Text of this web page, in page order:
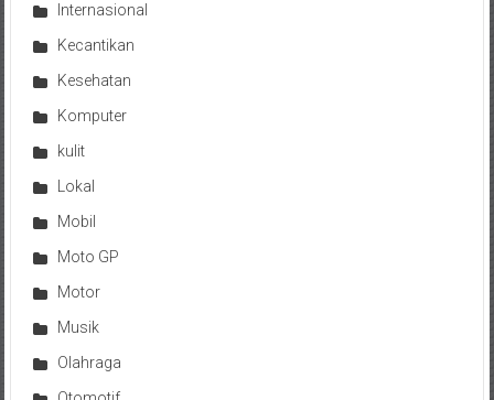
Internasional
Kecantikan
Kesehatan
Komputer
kulit
Lokal
Mobil
Moto GP
Motor
Musik
Olahraga